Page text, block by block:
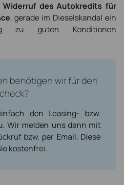
Widerruf des Autokredits für
, gerade im Dieselskandal ein
zu guten Konditionen
benötigen wir für den
den Leasing- bzw.
Wir melden uns dann mit
bzw. per Email. Diese
kostenfrei.